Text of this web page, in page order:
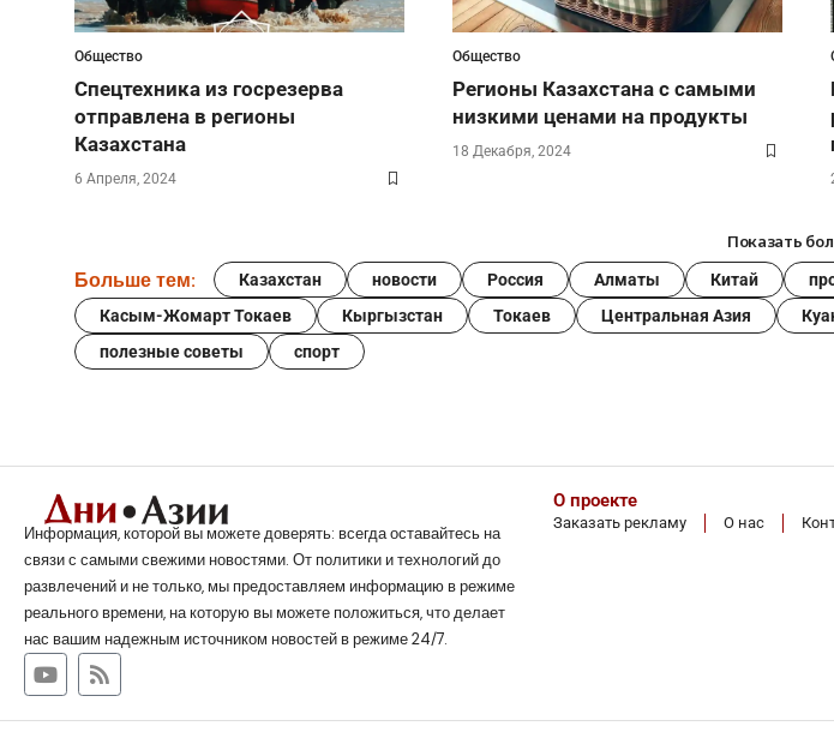
Общество
Спецтехника из госрезерва
отправлена в регионы
Казахстана
6 Апреля, 2024
Общество
Регионы Казахстана с самыми
низкими ценами на продукты
18 Декабря, 2024
Показать
Больше тем: Казахстан новости Россия Алматы Китай
Касым-Жомарт Токаев
Кыргызстан Токаев Центральная Азия
полезные советы
спорт
Информация, которой вы можете доверять: всегда оставайтесь на
связи с самыми свежими новостями. От политики и технологий до
развлечений и не только, мы предоставляем информацию в режиме
реального времени, на которую вы можете положиться, что делает
нас вашим надежным источником новостей в режиме 24/7.
О проекте
Заказать рекламу О нас